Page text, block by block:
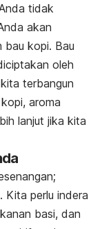
tidak
akan
bau kopi. Bau
oleh
terbangun
aroma
lanjut jika kita
Kita perlu indera
basi, dan